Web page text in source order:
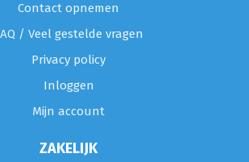
Contact opnemen
/ Veel gestelde vragen
Privacy policy
Inloggen
Mijn account
ZAKELIJK